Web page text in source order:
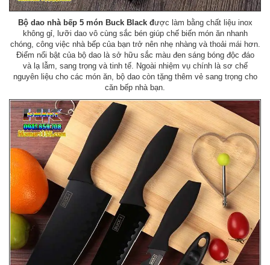
Bộ dao nhà bếp 5 món Buck Black được làm bằng chất liệu inox
không gỉ, lưỡi dao vô cùng sắc bén giúp chế biến món ăn nhanh
chóng, công việc nhà bếp của bạn trở nên nhẹ nhàng và thoải mái hơn.
Điểm nổi bật của bộ dao là sở hữu sắc màu đen sáng bóng độc đáo
và lạ lẫm, sang trọng và tinh tế. Ngoài nhiệm vụ chính là sơ chế
nguyên liệu cho các món ăn, bộ dao còn tặng thêm vẻ sang trọng cho
căn bếp nhà bạn.